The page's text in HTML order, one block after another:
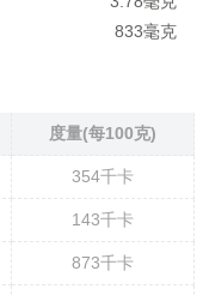
833毫克
度量(每100克)
354千卡
143千卡
873千卡